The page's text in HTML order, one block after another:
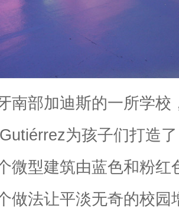
南部加迪斯的一所学校
Gutiérrez为孩子们打造
微型建筑由蓝色和粉红
做法让平淡无奇的校园